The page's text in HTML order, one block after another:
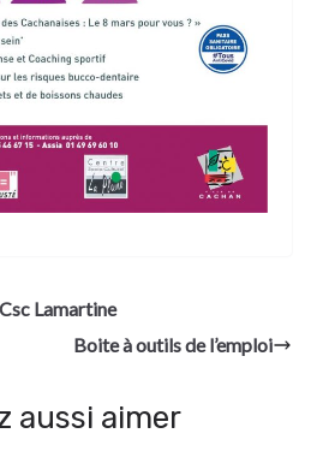
Lamartine
Boite à outils de l’emploi
aussi aimer